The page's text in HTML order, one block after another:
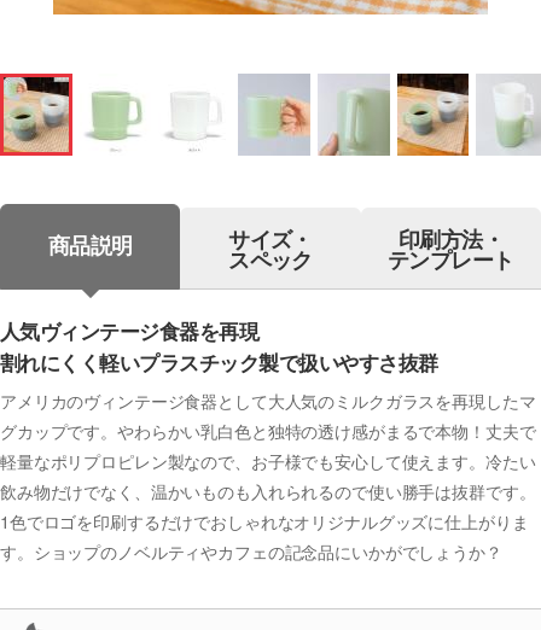
商品説明 サイズ・
スペック
印刷方法・
テンプレート
人気ヴィンテージ食器を再現
割れにくく軽いプラスチック製で扱いやすさ抜群
アメリカのヴィンテージ食器として大人気のミルクガラスを再現したマ
グカップです。やわらかい乳白色と独特の透け感がまるで本物！丈夫で
軽量なポリプロピレン製なので、お子様でも安心して使えます。冷たい
飲み物だけでなく、温かいものも入れられるので使い勝手は抜群です。
1色でロゴを印刷するだけでおしゃれなオリジナルグッズに仕上がりま
す。ショップのノベルティやカフェの記念品にいかがでしょうか？